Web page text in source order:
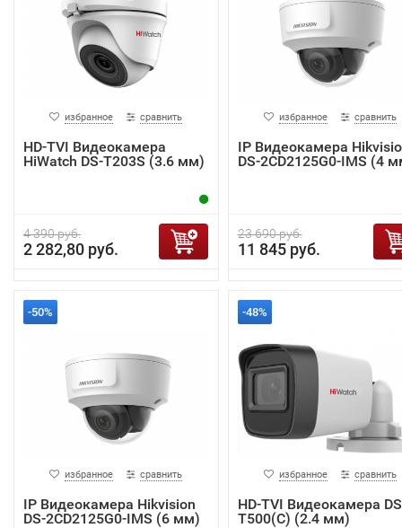
избранное сравнить
HD-TVI Видеокамера
HiWatch DS-T203S (3.6 мм)
4 390 руб.
2 282,80 руб.
избранное сравнить
IP Видеокамера
DS-2CD2125G0-IMS (4
23 690 руб.
11 845 руб.
-50%
избранное сравнить
IP Видеокамера Hikvision
DS-2CD2125G0-IMS (6 мм)
-48%
избранное сравнить
HD-TVI Видеокамера
T500(С) (2.4 мм)